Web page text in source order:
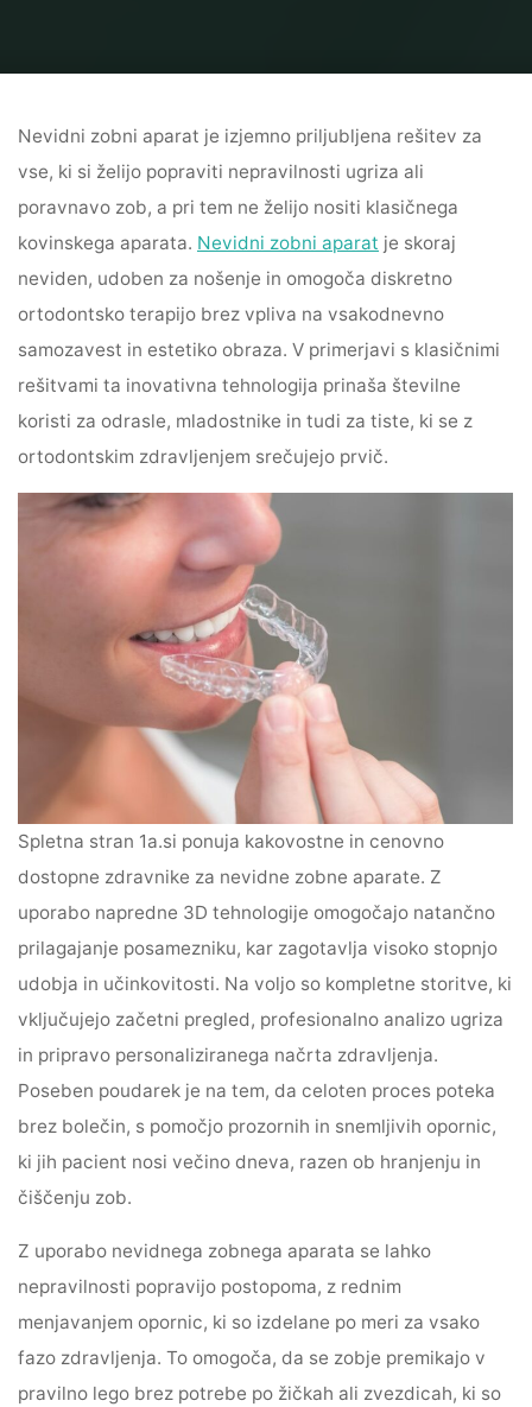
Nevidni zobni aparat je izjemno priljubljena rešitev za
vse, ki si želijo popraviti nepravilnosti ugriza ali
poravnavo zob, a pri tem ne želijo nositi klasičnega
kovinskega aparata. Nevidni zobni aparat je skoraj
neviden, udoben za nošenje in omogoča diskretno
ortodontsko terapijo brez vpliva na vsakodnevno
samozavest in estetiko obraza. V primerjavi s klasičnimi
rešitvami ta inovativna tehnologija prinaša številne
koristi za odrasle, mladostnike in tudi za tiste, ki se z
ortodontskim zdravljenjem srečujejo prvič.
Spletna stran 1a.si ponuja kakovostne in cenovno
dostopne zdravnike za nevidne zobne aparate. Z
uporabo napredne 3D tehnologije omogočajo natančno
prilagajanje posamezniku, kar zagotavlja visoko stopnjo
udobja in učinkovitosti. Na voljo so kompletne storitve, ki
vključujejo začetni pregled, profesionalno analizo ugriza
in pripravo personaliziranega načrta zdravljenja.
Poseben poudarek je na tem, da celoten proces poteka
brez bolečin, s pomočjo prozornih in snemljivih opornic,
ki jih pacient nosi večino dneva, razen ob hranjenju in
čiščenju zob.
Z uporabo nevidnega zobnega aparata se lahko
nepravilnosti popravijo postopoma, z rednim
menjavanjem opornic, ki so izdelane po meri za vsako
fazo zdravljenja. To omogoča, da se zobje premikajo v
pravilno lego brez potrebe po žičkah ali zvezdicah, ki so